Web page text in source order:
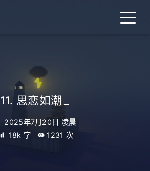
11. 思恋如潮
2025年7月20日 凌晨
18k 字
1231 次